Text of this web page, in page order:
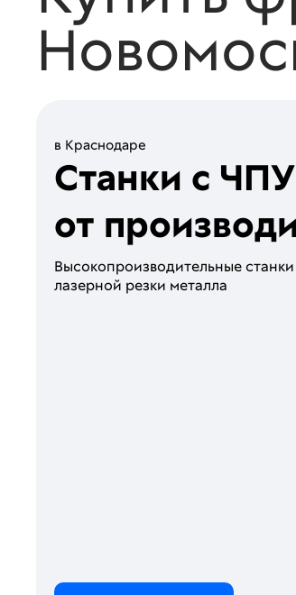
в Краснодаре
Станки с ЧПУ
от
Высoкопроизводитeльные
лaзeрной peзки метaллa